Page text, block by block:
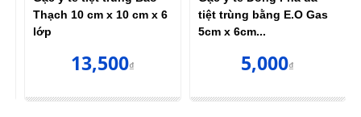
Thạch 10 cm x 10 cm x 6
lớp
13,500₫
tiệt trùng bằng E.O Gas
5cm x 6cm...
5,000₫